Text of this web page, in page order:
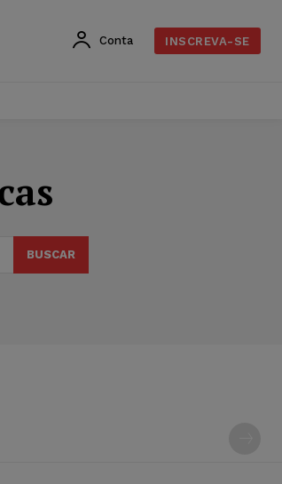
Conta INSCREVA-SE
BUSCAR